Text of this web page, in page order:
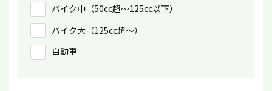
バイク中（50cc超〜125cc以下）
バイク大（125cc超〜）
自動車